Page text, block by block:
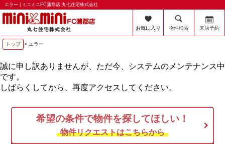
エラー | ミニミニFC蒲郡店 丸七住宅株式会社
お気に入り 物件検索 来店予約
トップ > エラー
誠に申し訳ありませんが、ただ今、システムのメンテナンス中
です。
しばらくしてから、再度アクセスしてください。
希望の条件で物件を探してほしい！
物件リクエストはこちらから